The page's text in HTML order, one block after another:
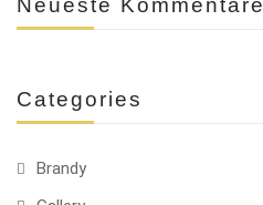
Neueste Kommentare
Categories
Brandy